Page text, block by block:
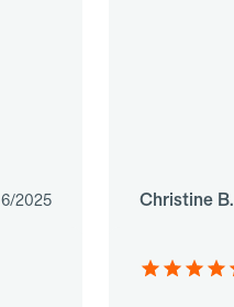
2025 Christine B.